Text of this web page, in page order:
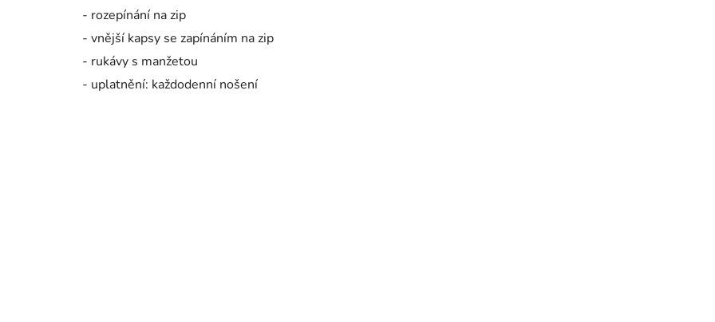
- rozepínání na zip
- vnější kapsy se zapínáním na zip
- rukávy s manžetou
- uplatnění: každodenní nošení